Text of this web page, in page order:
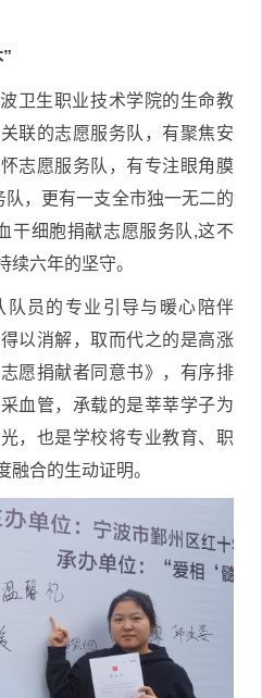
卫生职业技术学院的生命教
联的志愿服务队，有聚焦安
志愿服务队，有专注眼角膜
队，更有一支全市独一无二的
干细胞捐献志愿服务队,这不
续六年的坚守。
队员的专业引导与暖心陪伴
以消解，取而代之的是高涨
愿捐献者同意书》，有序排
血管，承载的是莘莘学子为
，也是学校将专业教育、职
融合的生动证明。